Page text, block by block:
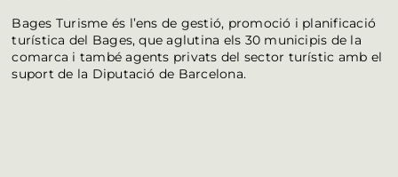
Bages Turisme és l’ens de gestió, promoció i planificació
turística del Bages, que aglutina els 30 municipis de la
comarca i també agents privats del sector turístic amb el
suport de la Diputació de Barcelona.